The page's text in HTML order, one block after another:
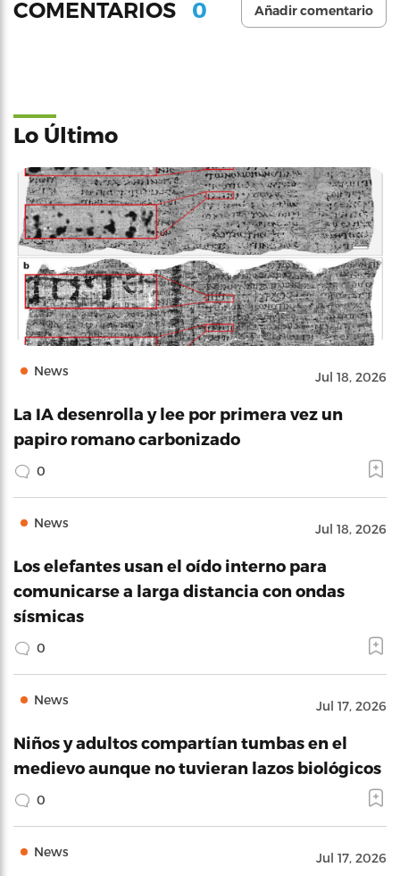
COMENTARIOS 0 Añadir comentario
Lo Último
News Jul 18, 2026
La IA desenrolla y lee por primera vez un
papiro romano carbonizado
0
News Jul 18, 2026
Los elefantes usan el oído interno para
comunicarse a larga distancia con ondas
sísmicas
0
News Jul 17, 2026
Niños y adultos compartían tumbas en el
medievo aunque no tuvieran lazos biológicos
0
News Jul 17, 2026